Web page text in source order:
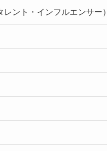
レント・インフルエンサー）